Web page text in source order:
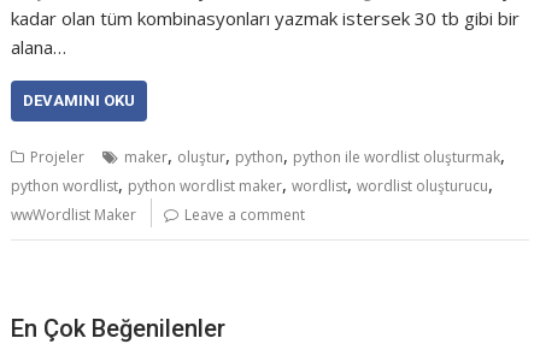
kadar olan tüm kombinasyonları yazmak istersek 30 tb gibi bir
alana…
DEVAMINI OKU
Projeler maker, oluştur, python, python ile wordlist oluşturmak,
python wordlist, python wordlist maker,wordlist,wordlist oluşturucu,
wwWordlist Maker Leave a comment
En Çok Beğenilenler